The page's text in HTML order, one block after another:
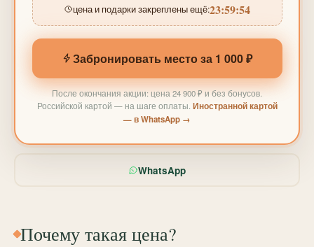
цена и подарки закреплены ещё:23:59:52
Забронировать место за 1 000 ₽
После окончания акции: цена 24 900 ₽ и без бонусов.
Российской картой — на шаге оплаты. Иностранной картой
— в WhatsApp →
WhatsApp
Почему такая цена?